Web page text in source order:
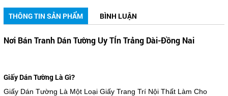
THÔNG TIN SẢN PHẨM BÌNH LUẬN
Nơi Bán Tranh Dán Tường Uy TÍn Trảng Dài-Đồng Nai
Giấy Dán Tường Là Gì?
Giấy Dán Tường Là Một Loại Giấy Trang Trí Nội Thất Làm Cho